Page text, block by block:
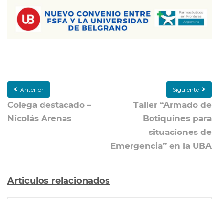
Anterior
Colega destacado –
Nicolás Arenas
Siguiente
Taller “Armado de
Botiquines para
situaciones de
Emergencia” en la UBA
Articulos relacionados